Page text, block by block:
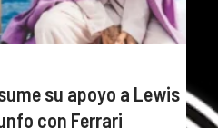
su apoyo a Lewis
con Ferrari